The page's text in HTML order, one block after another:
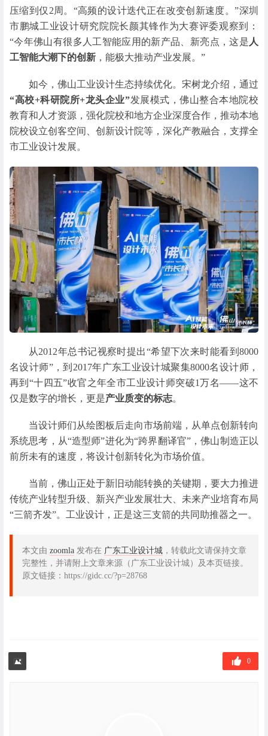
压缩到仅2周。“高频的设计迭代正在改变创新速度。”深圳
市鹏城工业设计研究院院长颜其锋作为大赛评委观察到：
“今年佛山有很多人工智能应用的新产品、新亮点，这是 人
工智能大潮下的创新 ，能极大推动产业发展。”
如今，佛山工业设计生态持续优化。宋树龙介绍，通过
“高校+科研院所+龙头企业”发展模式，佛山整合本地院校
教育和人才资源，强化院校和地方企业深度合作，推动本地
院校设立创客空间、创新设计院等，深化产教融合，支撑全
市工业设计发展。
从2012年总书记视察时提出“希望下次来时能看到8000
名设计师”，到2017年广东工业设计城聚集8000名设计师，
再到“十四五”收官之年全市工业设计师突破1万名——这不
仅是数字的增长，更是产业质变的标志。
当设计师们从绘图板后走向市场前端，从单点创新转向
系统思考，从“造型师”进化为“跨界翻译官”，佛山制造正以
前所未有的速度，将设计创新转化为市场价值。
当前，佛山正处于新旧动能转换的关键期，要大力推进
传统产业转型升级、新兴产业发展壮大、未来产业培育布局
“三箭齐发”。工业设计，正是这三支箭的共同助推器之一。
本文由 zoomla 发布在 广东工业设计城 ，转载此文请保持文章
完整性，并请附上文章来源（广东工业设计城）及本页链接。
原文链接：https://gidc.cc/?p=28768
0